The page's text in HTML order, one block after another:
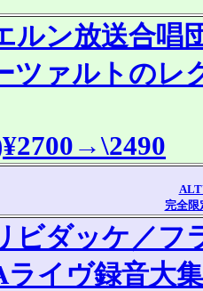
ルン放送合唱
ァルトのレ
完全限
ビダッケ／フ
イヴ録音大